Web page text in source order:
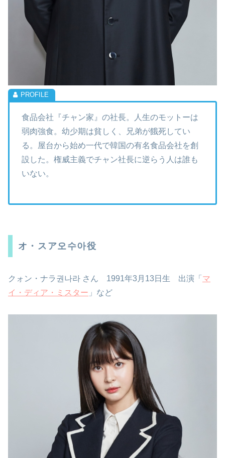
食品会社『チャン家』の社長。人生のモットーは
弱肉強食。幼少期は貧しく、兄弟が餓死してい
る。屋台から始め一代で韓国の有名食品会社を創
設した。権威主義でチャン社長に逆らう人は誰も
いない。
オ・スア오수아役
クォン・ナラ권나라 さん 1991年3月13日生 出演「 マ
イ・ディア・ミスター 」など